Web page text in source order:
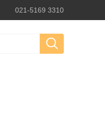
021-5169 3310